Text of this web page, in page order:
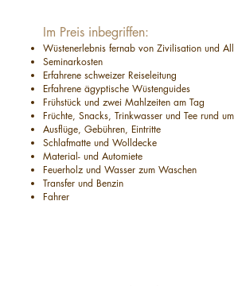
Im Preis inbegriffen:
Wüstenerlebnis fernab von Zivilisation und
Seminarkosten
Erfahrene schweizer Reiseleitung
Erfahrene ägyptische Wüstenguides
Frühstück und zwei Mahlzeiten am Tag
Früchte, Snacks, Trinkwasser und Tee rund
Ausflüge, Gebühren, Eintritte
Schlafmatte und Wolldecke
Material- und Automiete
Feuerholz und Wasser zum Waschen
Transfer und Benzin
Fahrer